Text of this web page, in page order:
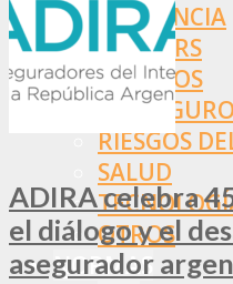
ASISTENCIA
BROKERS
SEGUROS
RIESGOS
SALUD
OTROS
NORMAS
ADIRA celebra
el diálogo y el
asegurador